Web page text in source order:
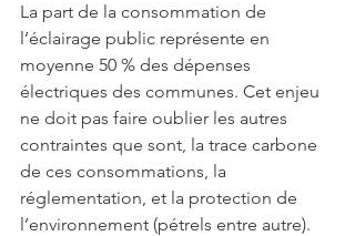
La part de la consommation de
l’éclairage public représente en
moyenne 50 % des dépenses
électriques des communes. Cet enjeu
ne doit pas faire oublier les autres
contraintes que sont, la trace carbone
de ces consommations, la
réglementation, et la protection de
l’environnement (pétrels entre autre).